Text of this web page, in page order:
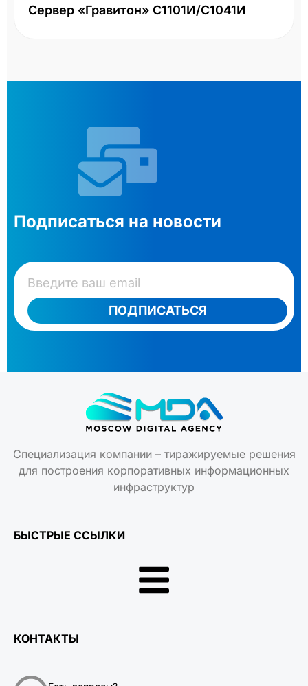
Сервер «Гравитон» С1101И/С1041И
Подписаться на новости
ПОДПИСАТЬСЯ
Специализация компании – тиражируемые решения
для построения корпоративных информационных
инфраструктур
БЫСТРЫЕ ССЫЛКИ
КОНТАКТЫ